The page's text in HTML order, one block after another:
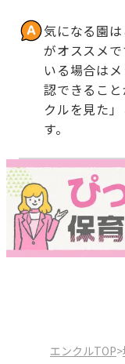
気になる園
がオススメ
いる場合は
認できるこ
クルを見た
す。
エンクルTOP>